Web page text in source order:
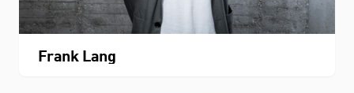
Frank Lang